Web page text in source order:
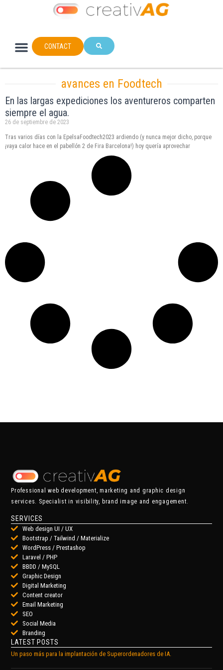
CONTACT
avances en Foodtech
En las largas expediciones los aventureros comparten
siempre el agua.
26 de septiembre de 2023
Tras varios días con la EpelsaFoodtech2023 ardiendo (y nunca mejor dicho, porque
¡vaya calor hace en el pabellón 2 de Fira Barcelona!) hoy quería aprovechar
Professional web development, marketing and graphic design
services. Specialist in visibility, brand image and engagement.
SERVICES
Web design UI / UX
Bootstrap / Tailwind / Materialize
WordPress / Prestashop
Laravel / PHP
BBDD / MySQL
Graphic Design
Digital Marketing
Content creator
Email Marketing
SEO
Social Media
Branding
LATEST POSTS
Un paso más para la implantación de Superordenadores de IA.